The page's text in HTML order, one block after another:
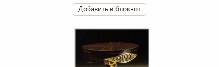
Добавить в блокнот